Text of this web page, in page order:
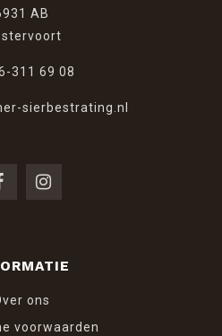
AB
311 69 08
sierbestrating.nl
ons
voorwaarden